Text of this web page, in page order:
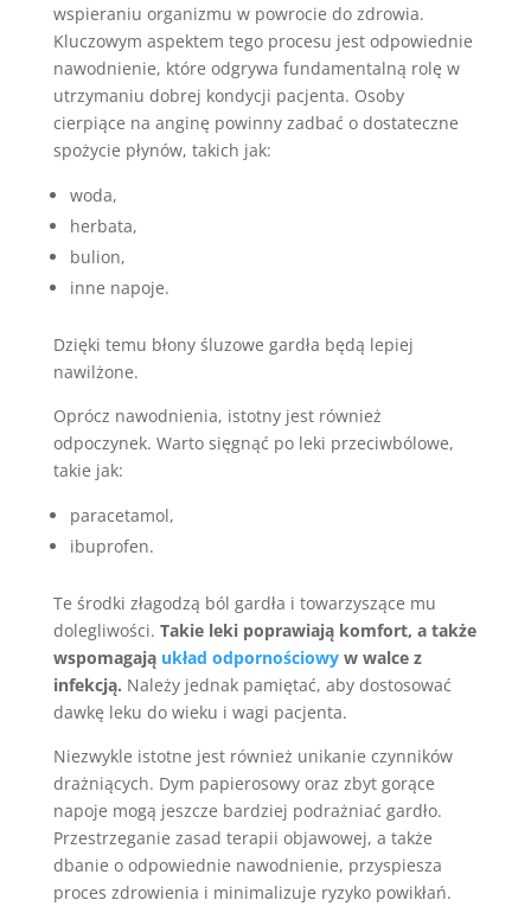
wspieraniu organizmu w powrocie do zdrowia.
Kluczowym aspektem tego procesu jest odpowiednie
nawodnienie, które odgrywa fundamentalną rolę w
utrzymaniu dobrej kondycji pacjenta. Osoby
cierpiące na anginę powinny zadbać o dostateczne
spożycie płynów, takich jak:
woda,
herbata,
bulion,
inne napoje.
Dzięki temu błony śluzowe gardła będą lepiej
nawilżone.
Oprócz nawodnienia, istotny jest również
odpoczynek. Warto sięgnąć po leki przeciwbólowe,
takie jak:
paracetamol,
ibuprofen.
Te środki złagodzą ból gardła i towarzyszące mu
dolegliwości. Takie leki poprawiają komfort, a także
wspomagają układ odpornościowyw walce z
infekcją. Należy jednak pamiętać, aby dostosować
dawkę leku do wieku i wagi pacjenta.
Niezwykle istotne jest również unikanie czynników
drażniących. Dym papierosowy oraz zbyt gorące
napoje mogą jeszcze bardziej podrażniać gardło.
Przestrzeganie zasad terapii objawowej, a także
dbanie o odpowiednie nawodnienie, przyspiesza
proces zdrowienia i minimalizuje ryzyko powikłań.